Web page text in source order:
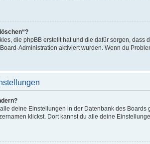
die phpBB erstellt hat und die dafür sorgen,
Board-Administration aktiviert wurden. Wenn du
deine Einstellungen in der Datenbank des
klickst. Dort kannst du alle deine